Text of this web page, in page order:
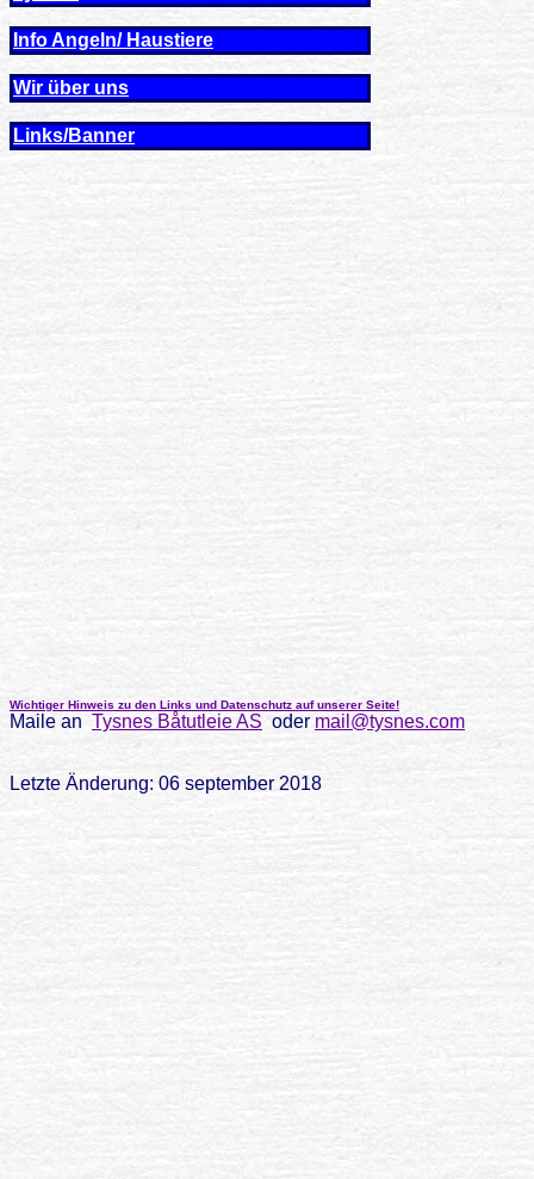
Info Angeln/ Haustiere
Wir über uns
Links/Banner
Wichtiger Hinweis zu den Links und Datenschutz auf unserer Seite!
Maile an Tysnes Båtutleie AS oder mail@tysnes.com
Letzte Änderung: 06 september 2018